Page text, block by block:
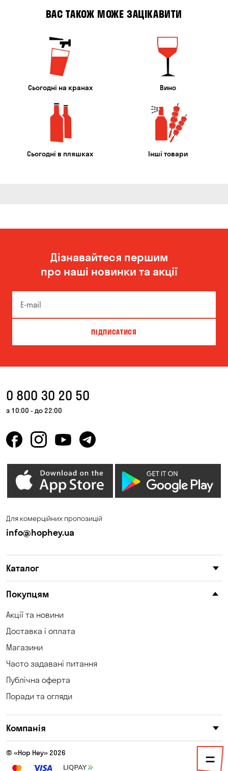
ВАС ТАКОЖ МОЖЕ ЗАЦІКАВИТИ
Сьогодні на кранах Вино
Сьогодні в пляшках Інші товари
Дізнавайтеся першим
про наші новинки та акції
ПІДПИСАТИСЯ
0 800 30 20 50
з 10:00 - до 22:00
Для комерційних пропозицій
info@hophey.ua
Каталог
Покупцям
Акції та новини
Доставка і оплата
Магазини
Часто задавані питання
Публічна оферта
Поради та огляди
Компанія
© «Hop Hey» 2026